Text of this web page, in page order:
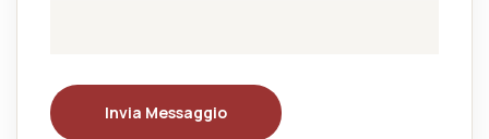
Invia Messaggio